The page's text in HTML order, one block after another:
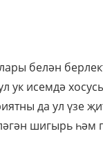
белән
ук исемдә
да ул үзе
шигырь һәм